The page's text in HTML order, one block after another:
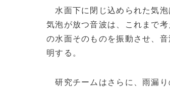
水面下に閉じ込められた気泡
気泡が放つ音波は、これまで
の水面そのものを振動させ、
明する。
研究チームはさらに、雨漏り